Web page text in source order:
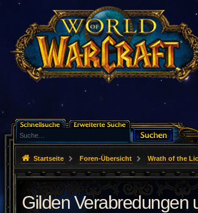
Startseite Foren-Übersicht Wrath of the
Gilden Verabredungen